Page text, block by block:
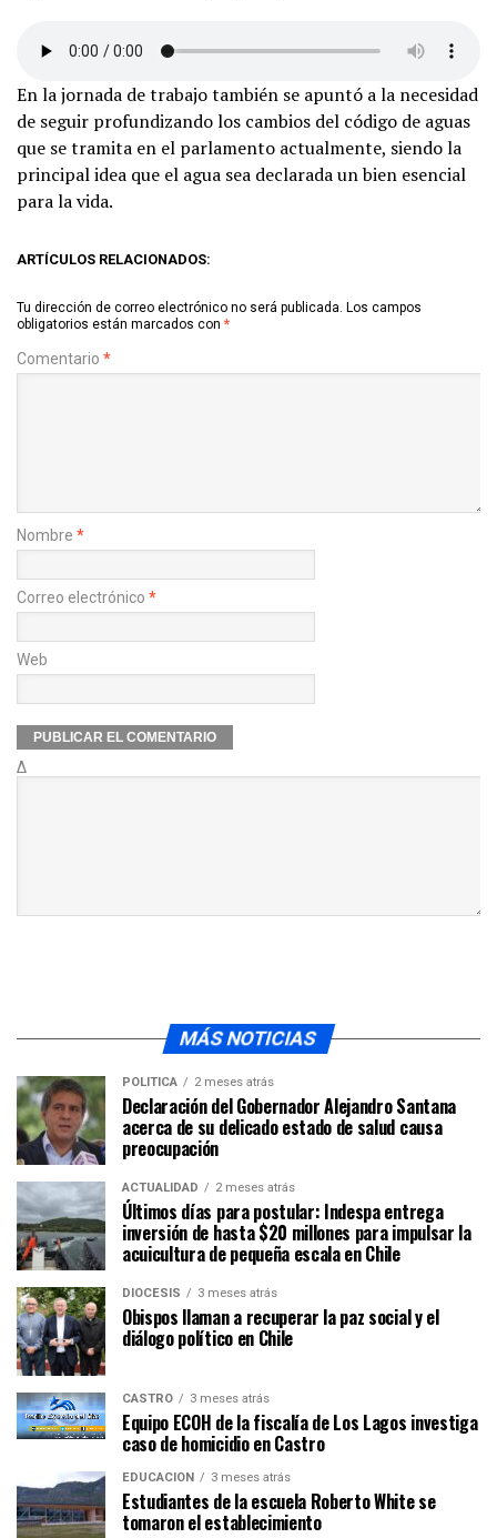
En la jornada de trabajo también se apuntó a la necesidad
de seguir profundizando los cambios del código de aguas
que se tramita en el parlamento actualmente, siendo la
principal idea que el agua sea declarada un bien esencial
para la vida.
ARTÍCULOS RELACIONADOS:
Tu dirección de correo electrónico no será publicada. Los campos
obligatorios están marcados con *
Comentario *
Nombre *
Correo electrónico *
Web
Δ
MÁS NOTICIAS
POLÍTICA 2 meses atrás
Declaración del Gobernador Alejandro Santana
acerca de su delicado estado de salud causa
preocupación
ACTUALIDAD 2 meses atrás
Últimos días para postular: Indespa entrega
inversión de hasta $20 millones para impulsar la
acuicultura de pequeña escala en Chile
DIÓCESIS 3 meses atrás
Obispos llaman a recuperar la paz social y el
diálogo político en Chile
CASTRO 3 meses atrás
Equipo ECOH de la fiscalía de Los Lagos investiga
caso de homicidio en Castro
EDUCACIÓN 3 meses atrás
Estudiantes de la escuela Roberto White se
tomaron el establecimiento